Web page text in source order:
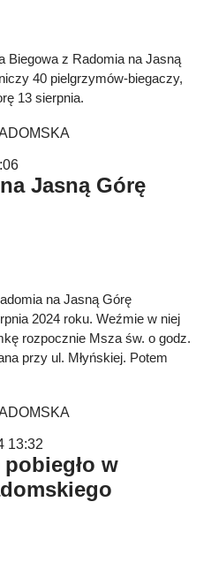
Biegowa z Radomia na Jasną
40 pielgrzymów-biegaczy,
13 sierpnia.
Jasną Górę
na Jasną Górę
2024 roku. Weźmie w niej
rozpocznie Msza św. o godz.
przy ul. Młyńskiej. Potem
13:32
w